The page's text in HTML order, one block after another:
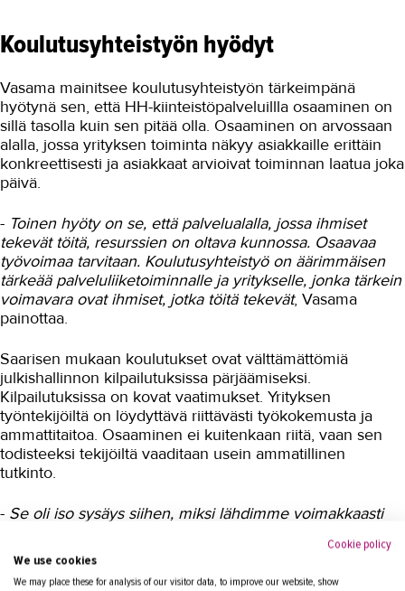
Koulutusyhteistyön hyödyt
Vasama mainitsee koulutusyhteistyön tärkeimpänä
hyötynä sen, että HH-kiinteistöpalveluillla osaaminen on
sillä tasolla kuin sen pitää olla. Osaaminen on arvossaan
alalla, jossa yrityksen toiminta näkyy asiakkaille erittäin
konkreettisesti ja asiakkaat arvioivat toiminnan laatua joka
päivä.
- Toinen hyöty on se, että palvelualalla, jossa ihmiset
tekevät töitä, resurssien on oltava kunnossa. Osaavaa
työvoimaa tarvitaan. Koulutusyhteistyö on äärimmäisen
tärkeää palveluliiketoiminnalle ja yritykselle, jonka tärkein
voimavara ovat ihmiset, jotka töitä tekevät, Vasama
painottaa.
Saarisen mukaan koulutukset ovat välttämättömiä
julkishallinnon kilpailutuksissa pärjäämiseksi.
Kilpailutuksissa on kovat vaatimukset. Yrityksen
työntekijöiltä on löydyttävä riittävästi työkokemusta ja
ammattitaitoa. Osaaminen ei kuitenkaan riitä, vaan sen
todisteeksi tekijöiltä vaaditaan usein ammatillinen
tutkinto.
- Se oli iso sysäys siihen, miksi lähdimme voimakkaasti
esimiestenkin aikaa siihen, että saamme tutkintoja
työntekijöille, Saarinen kertoo.
Cookie policy
We use cookies
We may place these for analysis of our visitor data, to improve our website, show